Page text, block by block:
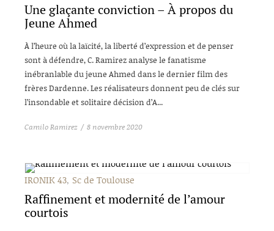
Une glaçante conviction – À propos du
Jeune Ahmed
À l’heure où la laïcité, la liberté d’expression et de penser
sont à défendre, C. Ramirez analyse le fanatisme
inébranlable du jeune Ahmed dans le dernier film des
frères Dardenne. Les réalisateurs donnent peu de clés sur
l’insondable et solitaire décision d’A...
Camilo Ramirez 8 novembre 2020
IRONIK 43 Sc de Toulouse
Raffinement et modernité de l’amour
courtois